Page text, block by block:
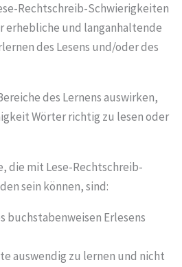
Rechtschreib-Schwierigkeiten
erhebliche und langanhaltende
des Lesens und/oder des
des Lernens auswirken,
Wörter richtig zu lesen oder
die mit Lese-Rechtschreib-
sein können, sind:
buchstabenweisen Erlesens
auswendig zu lernen und nicht